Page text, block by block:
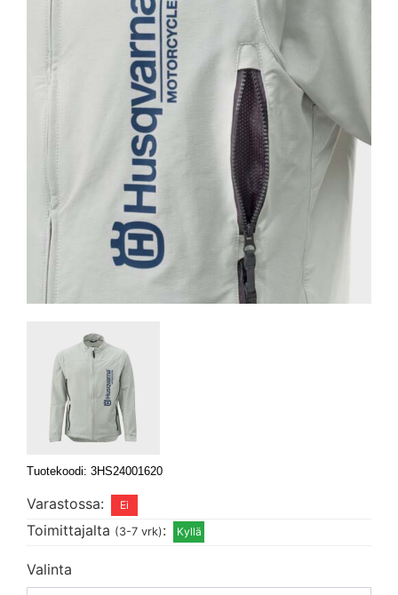
Tuotekoodi: 3HS24001620
Varastossa:
Toimittajalta (3-7 vrk):
Valinta